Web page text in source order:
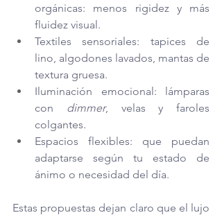
orgánicas: menos rigidez y más
fluidez visual.
Textiles sensoriales: tapices de
lino, algodones lavados, mantas de
textura gruesa.
Iluminación emocional: lámparas
con dimmer, velas y faroles
colgantes.
Espacios flexibles: que puedan
adaptarse según tu estado de
ánimo o necesidad del día.
Estas propuestas dejan claro que el lujo